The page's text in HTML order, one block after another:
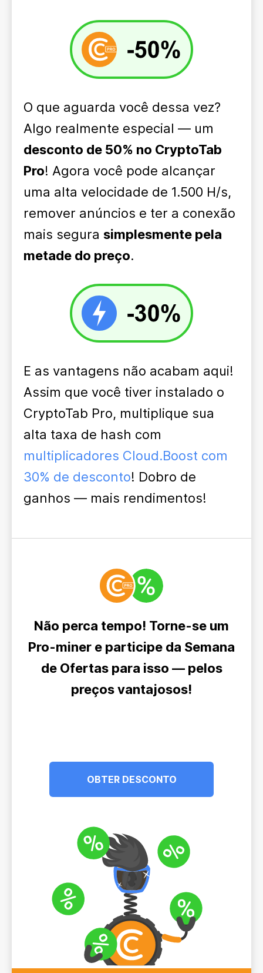
O que aguarda você dessa vez?
Algo realmente especial — um
desconto de 50% no CryptoTab
Pro! Agora você pode alcançar
uma alta velocidade de 1.500 H/s,
remover anúncios e ter a conexão
mais segura simplesmente pela
metade do preço.
E as vantagens não acabam aqui!
Assim que você tiver instalado o
CryptoTab Pro, multiplique sua
alta taxa de hash com
multiplicadores Cloud.Boost com
30% de desconto! Dobro de
ganhos — mais rendimentos!
Não perca tempo! Torne-se um
Pro-miner e participe da Semana
de Ofertas para isso — pelos
preços vantajosos!
OBTER DESCONTO